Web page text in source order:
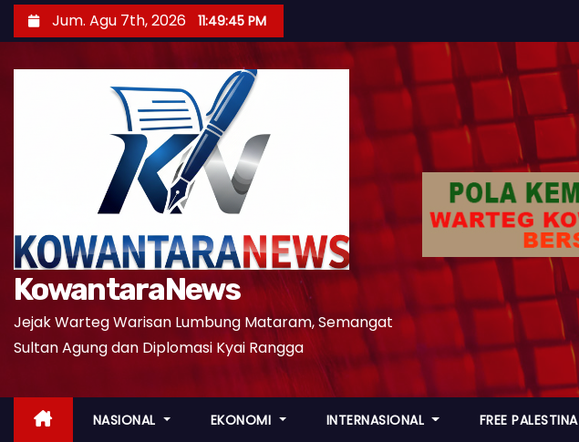
k
Jum. Agu 7th, 2026 11:49:46 PM
KowantaraNews
Jejak Warteg Warisan Lumbung Mataram, Semangat
Sultan Agung dan Diplomasi Kyai Rangga
NASIONAL EKONOMI INTERNASIONAL FREE PALESTINA